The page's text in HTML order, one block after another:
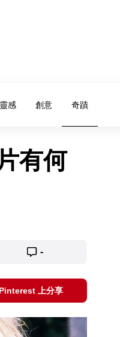
靈感 創意 奇蹟
有何
-
上分享